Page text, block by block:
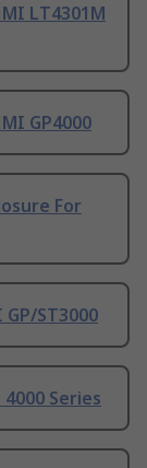
LT4301M
GP4000
For
ST3000
Series